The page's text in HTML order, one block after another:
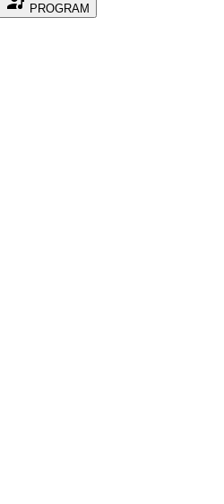
PROGRAM